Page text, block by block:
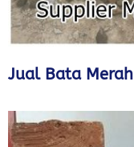
Jual Bata Merah